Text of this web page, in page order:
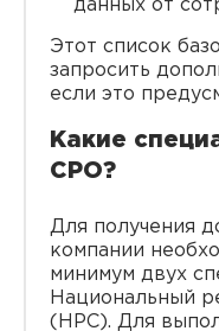
данных от
Этот список
запросить
если это
Какие
СРО?
Для получения
компании
минимум двух
Национальный
(НРС). Для